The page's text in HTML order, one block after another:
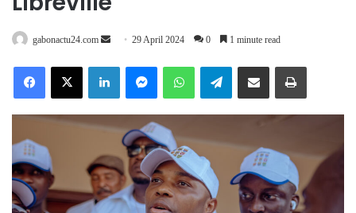
gabonactu24.com
Send 29 April 2024 0 1 minute read
FacebookX LinkedInMessengerWhatsAppTelegramShare via Email Print